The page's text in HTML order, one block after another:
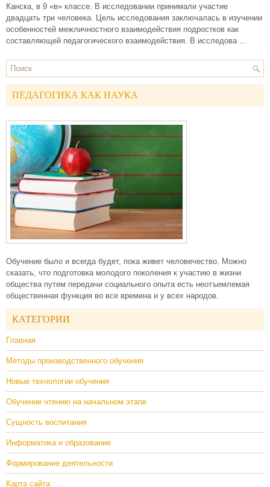
Канска, в 9 «в» классе. В исследовании принимали участие
двадцать три человека. Цель исследования заключалась в изучении
особенностей межличностного взаимодействия подростков как
составляющей педагогического взаимодействия. В исследова ...
ПЕДАГОГИКА КАК НАУКА
Обучение было и всегда будет, пока живет человечество. Можно
сказать, что подготовка молодого поколения к участию в жизни
общества путем передачи социального опыта есть неотъемлемая
общественная функция во все времена и у всех народов.
КАТЕГОРИИ
Главная
Методы производственного обучения
Новые технологии обучения
Обучение чтению на начальном этапе
Сущность воспитания
Информатика и образование
Формирование деятельности
Карта сайта